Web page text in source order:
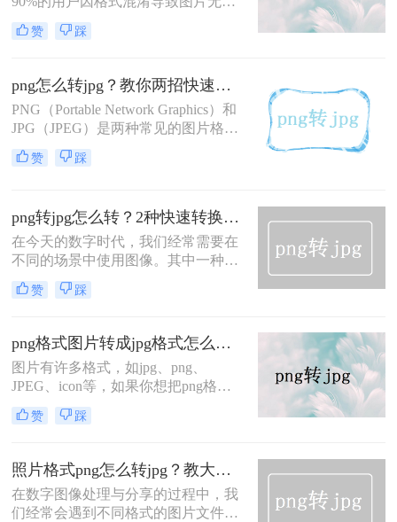
上传、文件过大！本文权威解析PNG
格式本质，详解PNG转JPG的5种安全
分钟完成转换，100%保留画质！拒绝
病毒工具，只推荐微软/苹果认证方
案，解决图片格式转换核心痛点。
赞 踩
png怎么转jpg？教你两招快速转格式！
PNG（Portable Network Graphics）和
JPG（JPEG）是两种常见的图片格
式，各有其特点。PNG通常用于需要
保留透明背景或无损压缩的场合，而
能需要将PNG图片转换为JPG格式，
以适应特定的需求或优化文件大小。
那么png怎么转jpg呢？下面，我们将
法。
赞 踩
png转jpg怎么转？2种快速转换的方法分享~
在今天的数字时代，我们经常需要在
不同的场景中使用图像。其中一种常
见的图像格式是PNG（便携式网络图
形），它是一种无损的格式，适用于
况下，我们可能需要将PNG图像转换
为JPG（Joint Photographic Experts
Group）格式，因为JPG格式具有较小
的文件大小，更适合在网站上加载和
共享。那么png转jpg怎么转​呢？本文
将为您介绍二种简便的方法。
赞 踩
png格式图片转成jpg格式怎么转？转换方法有三种！
图片有许多格式，如jpg、png、
JPEG、icon等，如果你想把png格式
图片转成jpg格式，很多人都会用ps来
做，如果没有安装，那就用ps了。图
面我就为你介绍png格式图片转成jpg
格式怎么转方法。一起来看看吧。
赞 踩
照片格式png怎么转jpg？教大家三种简单的方法！
在数字图像处理与分享的过程中，我
们经常会遇到不同格式的图片文件，